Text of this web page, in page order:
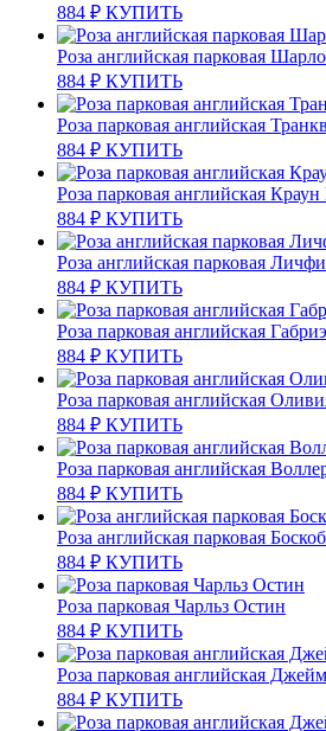
884 ₽ КУПИТЬ
Роза английская парковая
884 ₽ КУПИТЬ
Роза парковая английская
884 ₽ КУПИТЬ
Роза парковая английская
884 ₽ КУПИТЬ
Роза английская парковая
884 ₽ КУПИТЬ
Роза парковая английская
884 ₽ КУПИТЬ
Роза парковая английская
884 ₽ КУПИТЬ
Роза парковая английская
884 ₽ КУПИТЬ
Роза английская парковая
884 ₽ КУПИТЬ
Роза парковая Чарльз Остин
884 ₽ КУПИТЬ
Роза парковая английская
884 ₽ КУПИТЬ